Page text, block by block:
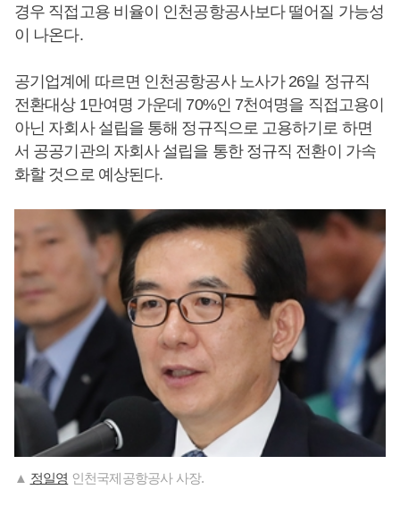
경우 직접고용 비율이 인천공항공사보다 떨어질 가능성
이 나온다.
공기업계에 따르면 인천공항공사 노사가 26일 정규직
전환대상 1만여명 가운데 70%인 7천여명을 직접고용이
아닌 자회사 설립을 통해 정규직으로 고용하기로 하면
서 공공기관의 자회사 설립을 통한 정규직 전환이 가속
화할 것으로 예상된다.
▲ 정일영 인천국제공항공사 사장.